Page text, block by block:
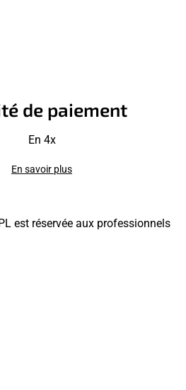
de paiement
En 4x
En savoir plus
est réservée aux professionnels